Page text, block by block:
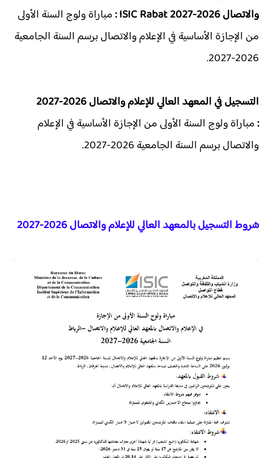
والاتصال 2026-2027 ISIC Rabat :
مباراة ولوج السنة الأولى
من الإجازة الأساسية في الإعلام والاتصال برسم السنة الجامعية
2026-2027.
التسجيل في المعهد العالي للإعلام والاتصال 2026-2027
:مباراة ولوج السنة الأولى من الإجازة الأساسية في الإعلام
والاتصال برسم السنة الجامعية 2026-2027.
شروط التسجيل بالمعهد العالي للإعلام والاتصال 2026-2027